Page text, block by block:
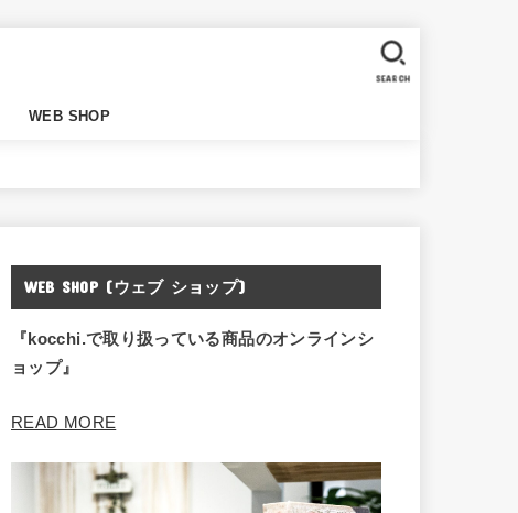
WEB SHOP
SEARCH
WEB SHOP (ウェブ ショップ)
『kocchi.で取り扱っている商品のオンラインシ
ョップ』
READ MORE